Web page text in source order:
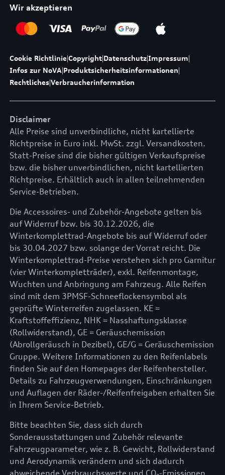
Wir akzeptieren
Cookie Richtlinie|Copyright|Datenschutz|Impressum|
Infos zur NoVA|Produktsicherheitsinformationen|
Rechtliches|Verbraucherinformation
Disclaimer
Alle Preise sind unverbindliche, nicht kartellierte
Richtpreise in Euro inkl. MwSt. zzgl. Versandkosten.
Statt-Preise sind die bisher gültigen Verkaufspreise
bzw. die bisher unverbindlichen, nicht kartellierten
Richtpreise. Erhältlich auch in allen teilnehmenden
Service-Betrieben.
Die Accessoires- und Zubehör-Angebote gelten bis
auf Widerruf bzw. bis 30.12.2026, die
Winterkomplettrad-Angebote bis auf Widerruf oder
bis 30.04.2027 bzw. solange der Vorrat reicht. Die
Winterkomplettrad-Preise verstehen sich pro Garnitur
(vier Winterkompletträder), exkl. Reifenmontage,
Wuchten und Anbringung am Fahrzeug. Alle Reifen
sind mit dem 3PMSF-Schneeflockensymbol als
geprüfte Winterreifen zugelassen. KE =
Kraftstoffeffizienz, NHK = Nasshaftungsklasse
(Rollwiderstand), GE = Geräuschemission
(Abrollgeräusch in Dezibel), GE/G = Geräuschemission
Gruppe. Weitere Informationen zu den Reifenlabels
finden Sie auf den Homepages der Reifenhersteller.
Details zu Fahrzeugverwendungen, Einschränkungen
und Auflagen der Räder-/Reifenfreigaben erhalten Sie
in Ihrem Service-Betrieb.
Bitte beachten Sie, dass sich durch
Sonderausstattungen und Zubehör relevante
Fahrzeugparameter, wie z. B. Gewicht, Rollwiderstand
und Aerodynamik verändern und sich dadurch
abweichende Verbrauchswerte und CO₂-Emissionen